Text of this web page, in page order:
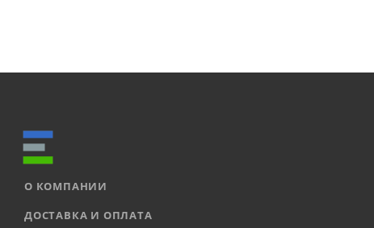
О КОМПАНИИ
ДОСТАВКА И ОПЛАТА